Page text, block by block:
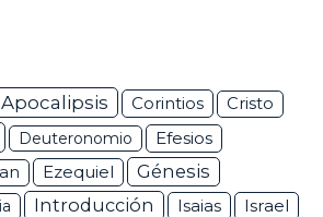
Apocalipsis Corintios Cristo
Deuteronomio Efesios
Ezequiel
Génesis
Introducción Isaias Israel